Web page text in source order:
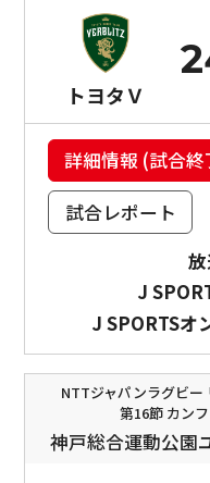
トヨタＶ
詳細情報 (試合終
試合レポート
J
J SPORTSオ
NTTジャパンラグビー
第16節 カン
神戸総合運動公園